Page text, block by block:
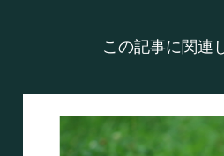
この記事に関連